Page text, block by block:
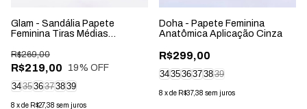
Glam - Sandália Papete
Feminina Tiras Médias
R$219,00
R$269,00
19% OFF
343536373839
8 xde R$27,38 sem juros
Doha - Papete Feminina
Anatômica Aplicação Cinza
R$299,00
343536373839
8 xde R$37,38 sem juros